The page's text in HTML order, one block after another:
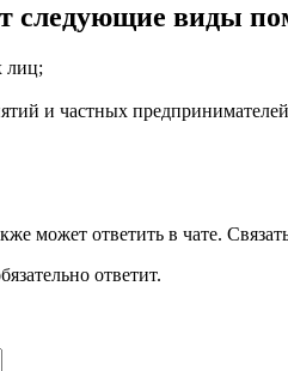
следующие виды
лиц;
и частных предпринимателей
может ответить в чате.
ответит.